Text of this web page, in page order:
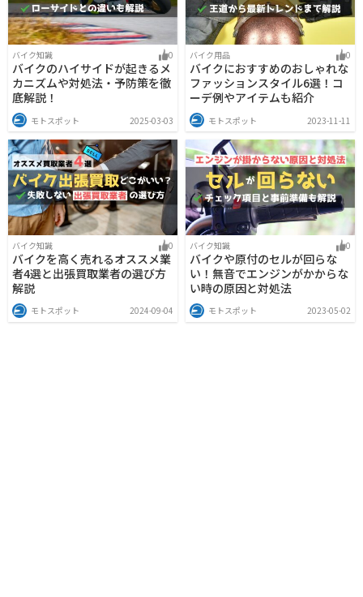
バイク知識 0
バイクのハイサイドが起きるメ
カニズムや対処法・予防策を徹
底解説！
モトスポット 2025-03-03
バイク用品 0
バイクにおすすめのおしゃれな
ファッションスタイル6選！コ
ーデ例やアイテムも紹介
モトスポット 2023-11-11
バイク知識 0
バイクを高く売れるオススメ業
者4選と出張買取業者の選び方
解説
モトスポット 2024-09-04
バイク知識 0
バイクや原付のセルが回らな
い！無音でエンジンがかからな
い時の原因と対処法
モトスポット 2023-05-02